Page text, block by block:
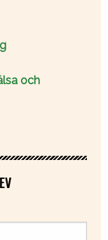
och